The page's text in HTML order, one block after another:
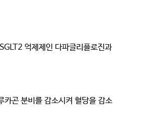
억제제인 다파글리플로진과
카곤 분비를 감소시켜 혈당을 감소